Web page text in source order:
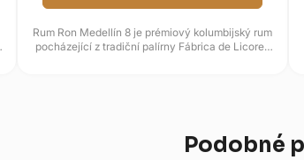
Rum Ron Medellín 8 je prémiový kolumbijský rum
pocházející z tradiční palírny Fábrica de Licores
Podobné